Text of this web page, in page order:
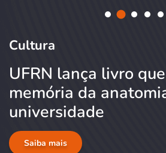
Cultura
UFRN lança livro
memória da
universidade
Saiba mais